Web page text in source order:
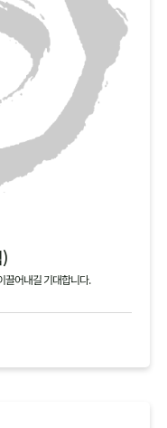
끌어내길 기대합니다.